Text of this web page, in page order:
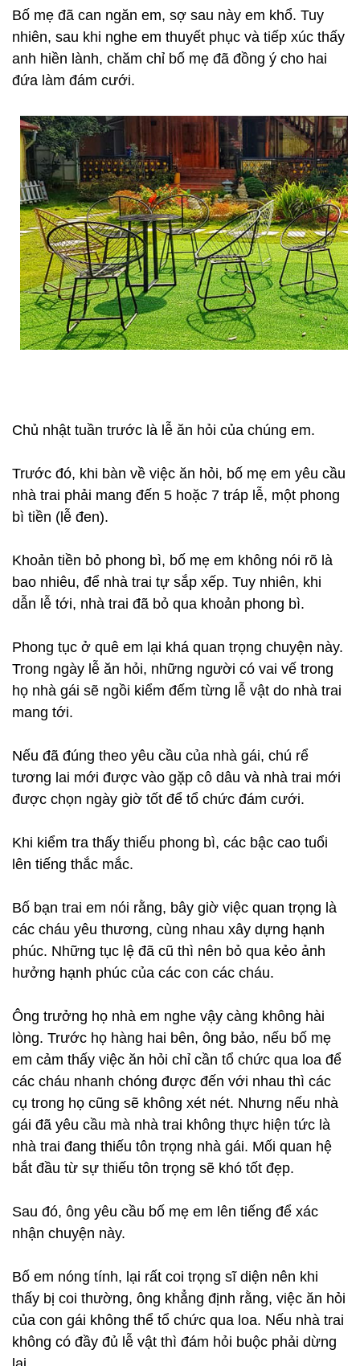
Bố mẹ đã can ngăn em, sợ sau này em khổ. Tuy
nhiên, sau khi nghe em thuyết phục và tiếp xúc thấy
anh hiền lành, chăm chỉ bố mẹ đã đồng ý cho hai
đứa làm đám cưới.
Chủ nhật tuần trước là lễ ăn hỏi của chúng em.
Trước đó, khi bàn về việc ăn hỏi, bố mẹ em yêu cầu
nhà trai phải mang đến 5 hoặc 7 tráp lễ, một phong
bì tiền (lễ đen).
Khoản tiền bỏ phong bì, bố mẹ em không nói rõ là
bao nhiêu, để nhà trai tự sắp xếp. Tuy nhiên, khi
dẫn lễ tới, nhà trai đã bỏ qua khoản phong bì.
Phong tục ở quê em lại khá quan trọng chuyện này.
Trong ngày lễ ăn hỏi, những người có vai vế trong
họ nhà gái sẽ ngồi kiểm đếm từng lễ vật do nhà trai
mang tới.
Nếu đã đúng theo yêu cầu của nhà gái, chú rể
tương lai mới được vào gặp cô dâu và nhà trai mới
được chọn ngày giờ tốt để tổ chức đám cưới.
Khi kiểm tra thấy thiếu phong bì, các bậc cao tuổi
lên tiếng thắc mắc.
Bố bạn trai em nói rằng, bây giờ việc quan trọng là
các cháu yêu thương, cùng nhau xây dựng hạnh
phúc. Những tục lệ đã cũ thì nên bỏ qua kẻo ảnh
hưởng hạnh phúc của các con các cháu.
Ông trưởng họ nhà em nghe vậy càng không hài
lòng. Trước họ hàng hai bên, ông bảo, nếu bố mẹ
em cảm thấy việc ăn hỏi chỉ cần tổ chức qua loa để
các cháu nhanh chóng được đến với nhau thì các
cụ trong họ cũng sẽ không xét nét. Nhưng nếu nhà
gái đã yêu cầu mà nhà trai không thực hiện tức là
nhà trai đang thiếu tôn trọng nhà gái. Mối quan hệ
bắt đầu từ sự thiếu tôn trọng sẽ khó tốt đẹp.
Sau đó, ông yêu cầu bố mẹ em lên tiếng để xác
nhận chuyện này.
Bố em nóng tính, lại rất coi trọng sĩ diện nên khi
thấy bị coi thường, ông khẳng định rằng, việc ăn hỏi
của con gái không thể tổ chức qua loa. Nếu nhà trai
không có đầy đủ lễ vật thì đám hỏi buộc phải dừng